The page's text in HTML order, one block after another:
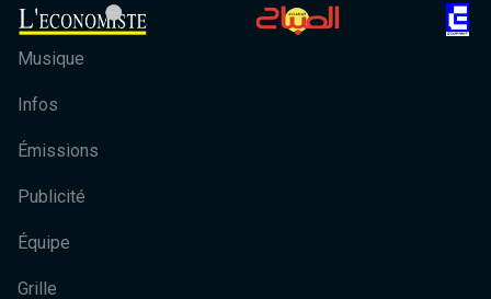
Musique
Infos
Émissions
Publicité
Équipe
Grille